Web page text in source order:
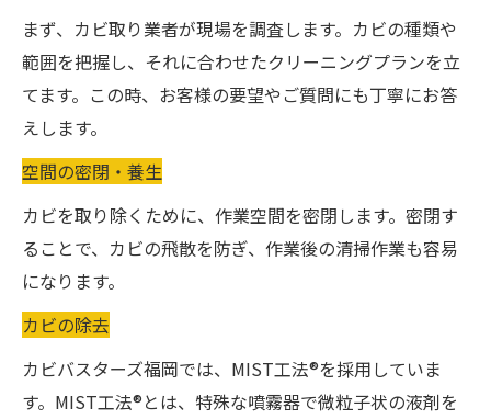
まず、カビ取り業者が現場を調査します。カビの種類や
範囲を把握し、それに合わせたクリーニングプランを立
てます。この時、お客様の要望やご質問にも丁寧にお答
えします。
空間の密閉・養生
カビを取り除くために、作業空間を密閉します。密閉す
ることで、カビの飛散を防ぎ、作業後の清掃作業も容易
になります。
カビの除去
カビバスターズ福岡では、MIST工法®を採用していま
す。MIST工法®とは、特殊な噴霧器で微粒子状の液剤を